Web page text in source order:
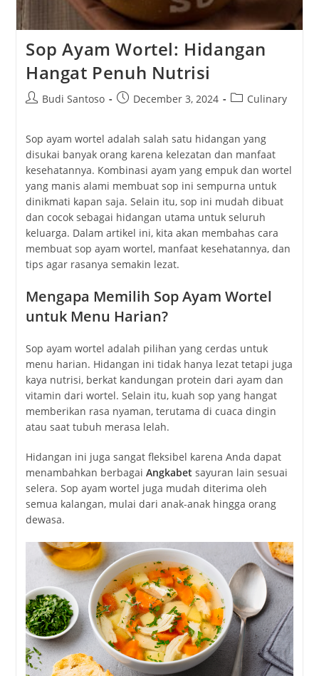
Sop Ayam Wortel: Hidangan
Hangat Penuh Nutrisi
PostBudi Santoso
PostDecember 3, 2024
PostCulinary
Sop ayam wortel adalah salah satu hidangan yang
disukai banyak orang karena kelezatan dan manfaat
kesehatannya. Kombinasi ayam yang empuk dan wortel
yang manis alami membuat sop ini sempurna untuk
dinikmati kapan saja. Selain itu, sop ini mudah dibuat
dan cocok sebagai hidangan utama untuk seluruh
keluarga. Dalam artikel ini, kita akan membahas cara
membuat sop ayam wortel, manfaat kesehatannya, dan
tips agar rasanya semakin lezat.
Mengapa Memilih Sop Ayam Wortel
untuk Menu Harian?
Sop ayam wortel adalah pilihan yang cerdas untuk
menu harian. Hidangan ini tidak hanya lezat tetapi juga
kaya nutrisi, berkat kandungan protein dari ayam dan
vitamin dari wortel. Selain itu, kuah sop yang hangat
memberikan rasa nyaman, terutama di cuaca dingin
atau saat tubuh merasa lelah.
Hidangan ini juga sangat fleksibel karena Anda dapat
menambahkan berbagai Angkabet sayuran lain sesuai
selera. Sop ayam wortel juga mudah diterima oleh
semua kalangan, mulai dari anak-anak hingga orang
dewasa.